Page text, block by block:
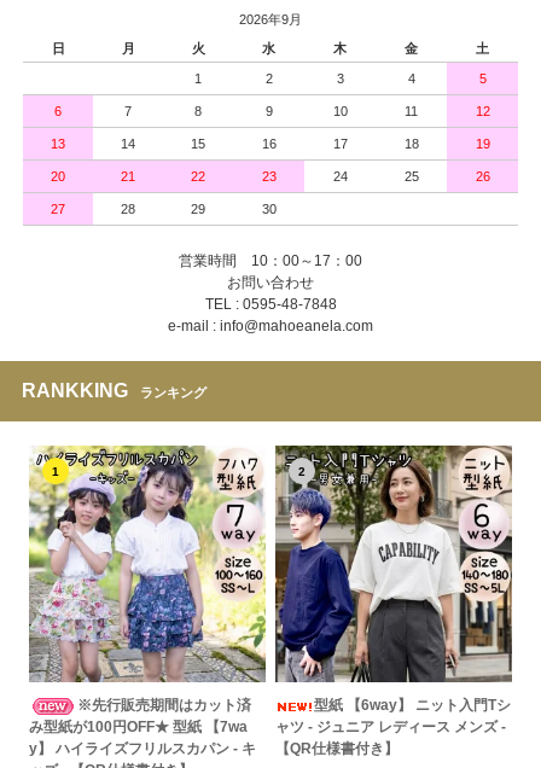
2026年9月
日
月 火 水 木 金 土
1 2 3 4 5
6 7 8 9 10 11 12
13 14 15 16 17 18 19
20 21 22 23 24 25 26
27 28 29 30
営業時間 10：00～17：00
お問い合わせ
TEL : 0595-48-7848
e-mail : info@mahoeanela.com
RANKKING ランキング
1
※先行販売期間はカット済
み型紙が100円OFF★ 型紙 【7wa
y】 ハイライズフリルスカパン - キ
2
型紙 【6way】 ニット入門Tシ
ャツ - ジュニア レディース メンズ -
【QR仕様書付き】